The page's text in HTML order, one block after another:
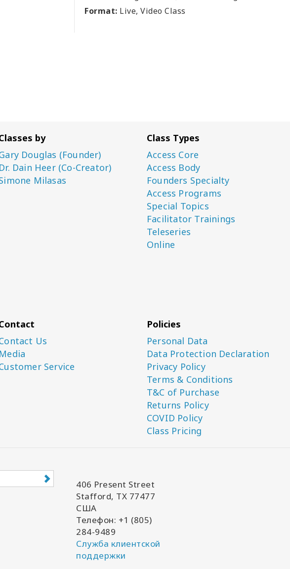
Format: Live, Video Class
by
Douglas (Founder)
Dr. Dain Heer (Co-Creator)
Milasas
Class Types
Access Core
Access Body
Founders Specialty
Access Programs
Special Topics
Facilitator Trainings
Teleseries
Online
Us
Media
Service
Policies
Personal Data
Data Protection Declaration
Privacy Policy
Terms & Conditions
T&C of Purchase
Returns Policy
COVID Policy
Class Pricing
406 Present Street
Stafford, TX 77477
США
Телефон: +1 (805)
284-9489
Служба клиентской
поддержки